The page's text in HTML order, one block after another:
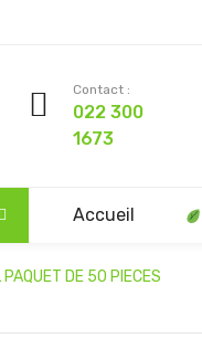
Contact :
022 300
1673
Accueil
PAQUET DE 50 PIECES